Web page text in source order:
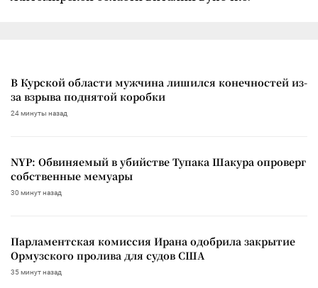
В Курской области мужчина лишился конечностей из-
за взрыва поднятой коробки
24 минуты назад
NYP: Обвиняемый в убийстве Тупака Шакура опроверг
собственные мемуары
30 минут назад
Парламентская комиссия Ирана одобрила закрытие
Ормузского пролива для судов США
35 минут назад